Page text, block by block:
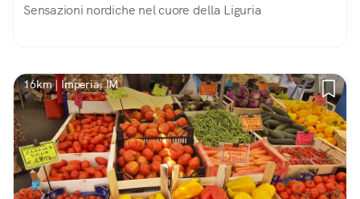
Sensazioni nordiche nel cuore della Liguria
16km | Imperia, IM